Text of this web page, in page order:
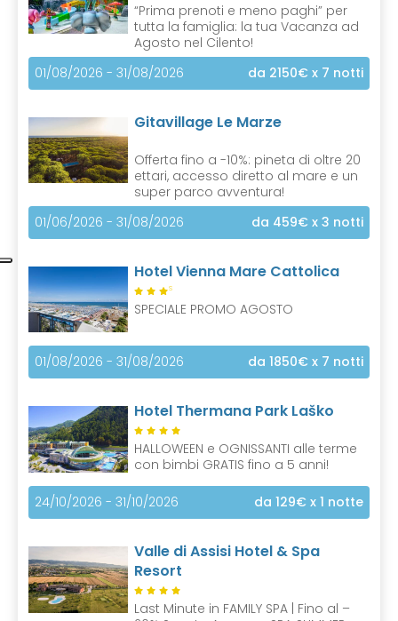
“Prima prenoti e meno paghi” per
tutta la famiglia: la tua Vacanza ad
Agosto nel Cilento!
01/08/2026 - 31/08/2026
da 2150€ x 7 notti
Gitavillage Le Marze
Offerta fino a -10%: pineta di oltre 20
ettari, accesso diretto al mare e un
super parco avventura!
01/06/2026 - 31/08/2026
da 459€ x 3 notti
Hotel Vienna Mare Cattolica
S
SPECIALE PROMO AGOSTO
01/08/2026 - 31/08/2026 da 1850€ x 7 notti
Hotel Thermana Park Laško
HALLOWEEN e OGNISSANTI alle terme
con bimbi GRATIS fino a 5 anni!
24/10/2026 - 31/10/2026 da 129€ x 1 notte
Valle di Assisi Hotel & Spa
Resort
Last Minute in FAMILY SPA | Fino al –